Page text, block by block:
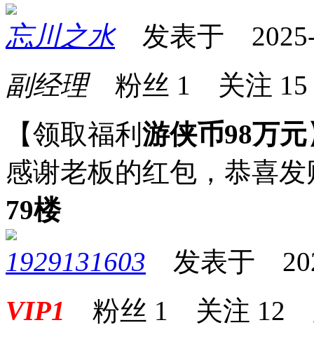
忘川之水发表于 2025-
副经理粉丝 1 关注 15
【领取福利 游侠币98万元
感谢老板的红包，恭喜
79楼
1929131603 发表于
VIP1 粉丝 1 关注 12